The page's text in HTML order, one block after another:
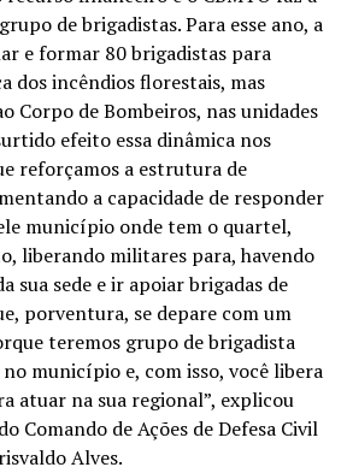
de brigadistas. Para esse ano, a
e formar 80 brigadistas para
dos incêndios florestais, mas
Corpo de Bombeiros, nas unidades
efeito essa dinâmica nos
reforçamos a estrutura de
a capacidade de responder
município onde tem o quartel,
liberando militares para, havendo
sua sede e ir apoiar brigadas de
porventura, se depare com um
teremos grupo de brigadista
município e, com isso, você libera
atuar na sua regional”, explicou
Comando de Ações de Defesa Civil
Alves.